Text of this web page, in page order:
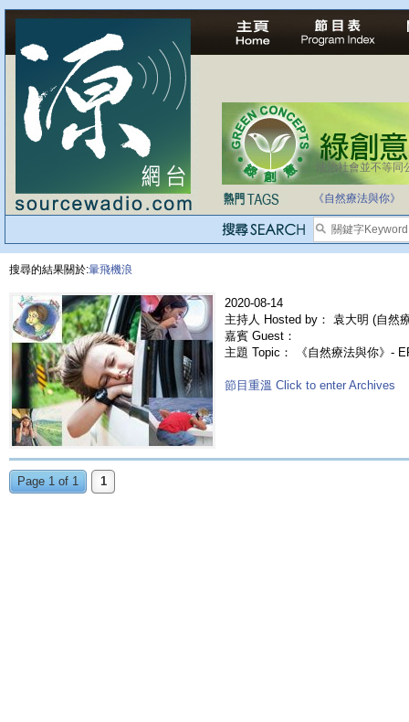
法治社會並不等同
《自然療法與你》
搜尋的結果關於:暈飛機浪
2020-08-14
主持人 Hosted by： 袁大明 (自然
嘉賓 Guest：
主題 Topic： 《自然療法與你》-
節目重溫 Click to enter Archives
Page 1 of 1 1